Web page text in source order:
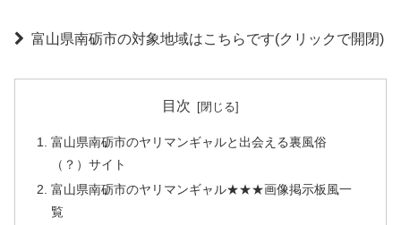
富山県南砺市の対象地域はこちらです(クリックで開閉)
目次
富山県南砺市のヤリマンギャルと出会える裏風俗
（？）サイト
富山県南砺市のヤリマンギャル★★★画像掲示板風一
覧